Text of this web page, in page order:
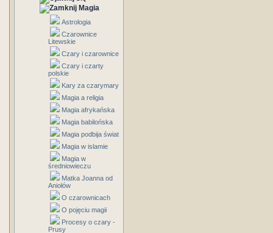
Magia
Astrologia
Czarownice
Litewskie
Czary i czarownice
Czary i czarty
polskie
Kary za czarymary
Magia a religia
Magia afrykańska
Magia babilońska
Magia podbija świat
Magia w islamie
Magia w
średniowieczu
Matka Joanna od
Aniołów
O czarownicach
O pojęciu magii
Procesy o czary -
Prusy